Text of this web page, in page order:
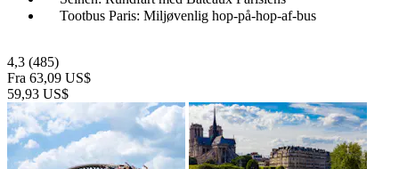
Tootbus Paris: Miljøvenlig hop-på-hop-af-bus
4,3 (485)
Fra 63,09 US$
59,93 US$